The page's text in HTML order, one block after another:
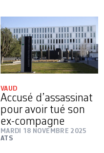
VAUD
Accusé d’assassinat
pour avoir tué son
ex-compagne
MARDI 18 NOVEMBRE 2025
ATS